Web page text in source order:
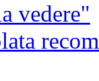
vedere"